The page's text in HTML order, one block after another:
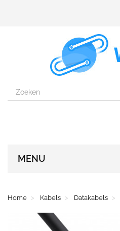
MENU
Home Kabels Datakabels